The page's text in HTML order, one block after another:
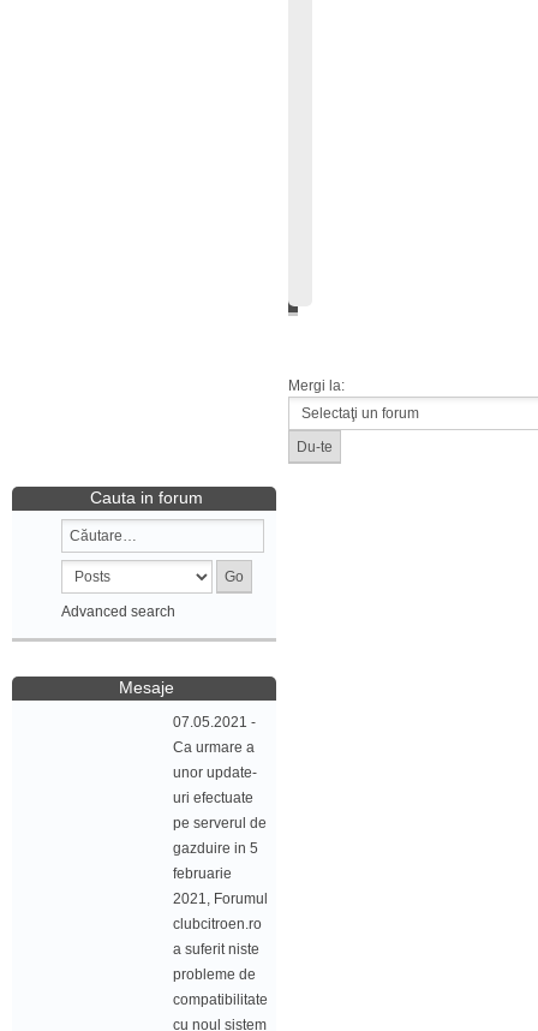
Mergi la:
Cauta in forum
Advanced search
Mesaje
07.05.2021 -
Ca urmare a
unor update-
uri efectuate
pe serverul de
gazduire in 5
februarie
2021, Forumul
clubcitroen.ro
a suferit niste
probleme de
compatibilitate
cu noul sistem